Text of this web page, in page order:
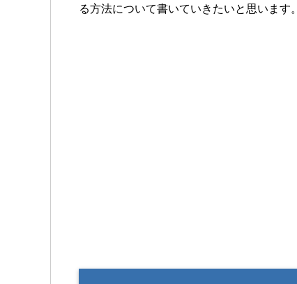
る方法について書いていきたいと思います。